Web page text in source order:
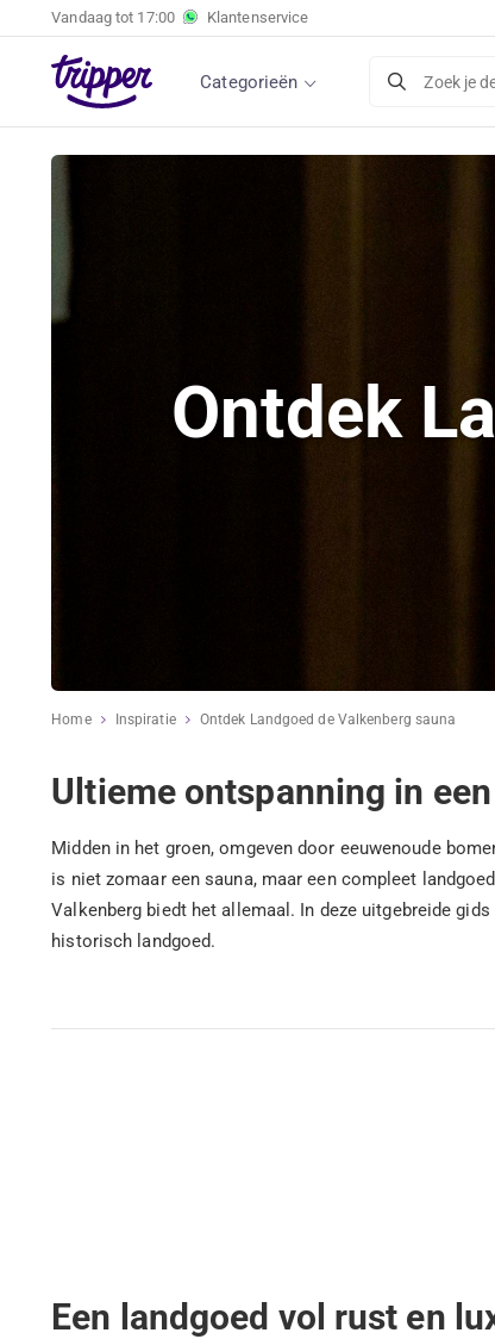
Vandaag tot 17:00 Klantenservice
Categorieën Zoek je
Ontdek
Home Inspiratie Ontdek Landgoed de Valkenberg sauna
Ultieme ontspanning in
Midden in het groen, omgeven door eeuwenoude
is niet zomaar een sauna, maar een compleet
Valkenberg biedt het allemaal. In deze uitgebreide
historisch landgoed.
Een landgoed vol rust en